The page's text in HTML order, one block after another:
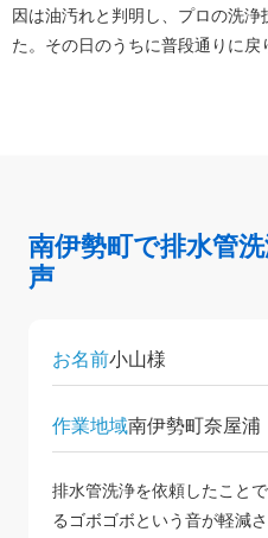
因は油汚れと判明し、プロの洗
た。その日のうちに普段通りに戻
南伊勢町で排水管
声
お名前小山様
作業地域南伊勢町奈屋浦
排水管洗浄を依頼したこと
るゴボゴボという音が軽減